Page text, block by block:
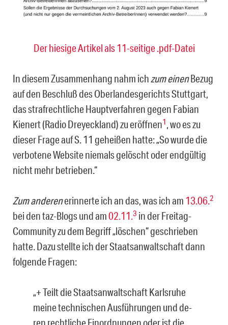
Der hiesige Artikel als 11-seitige .pdf-Datei
In diesem Zusammenhang nahm ichzum einenBezug
auf den Beschluß des Oberlan­desgerichts Stuttgart,
das strafrechtliche Hauptverfahren gegen Fabian
Kienert (Radio Dreyeckland) zu eröffnen1, wo es zu
dieser Frage auf S. 11 geheißen hatte: „So wurde die
verbotene Website niemals gelöscht oder endgültig
nicht mehr betrieben.“
Zum anderenerinnerte ich an das, was ich am 13.06.2
bei den taz-Blogs und am02.11.3 in der Freitag-
Community zu dem Begriff „löschen“ geschrieben
hatte. Dazu stellte ich der Staatsanwaltschaft dann
folgende Fragen:
„+ Teilt die Staatsanwaltschaft Karlsruhe
meine technischen Ausführungen und de­